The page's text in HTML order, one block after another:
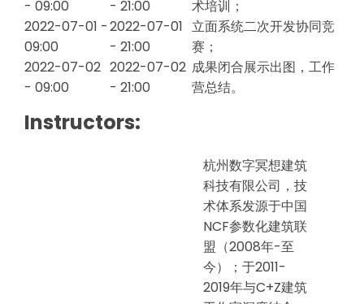
- 09:00
- 21:00
术培训；
2022-07-01 -
09:00
2022-07-01
- 21:00
立面系统二次开发协同竞
赛；
2022-07-02
- 09:00
2022-07-02
- 21:00
成果闭合展示出图，工作
营总结。
Instructors:
杭州数字冥想建筑
科技有限公司，技
术体系发源于中国
NCF参数化建筑联
盟（2008年-至
今）；于2011-
2019年与C+Z建筑